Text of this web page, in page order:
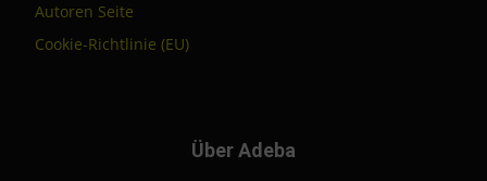
Autoren Seite
Cookie-Richtlinie (EU)
Über Adeba